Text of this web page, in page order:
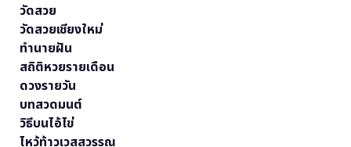
วัดสวย
วัดสวยเชียงใหม่
ทำนายฝัน
สถิติหวยรายเดือน
ดวงรายวัน
บทสวดมนต์
วิธีบนไอ้ไข่
ไหว้ท้าวเวสสุวรรณ